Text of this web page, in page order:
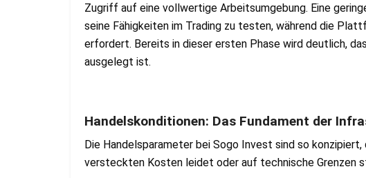
Zugriff auf eine vollwertige Arbeitsumgebung. Eine
seine Fähigkeiten im Trading zu testen, während die
erfordert. Bereits in dieser ersten Phase wird deutlich,
ausgelegt ist.
Handelskonditionen: Das Fundament der
Die Handelsparameter bei Sogo Invest sind so
versteckten Kosten leidet oder auf technische Grenzen